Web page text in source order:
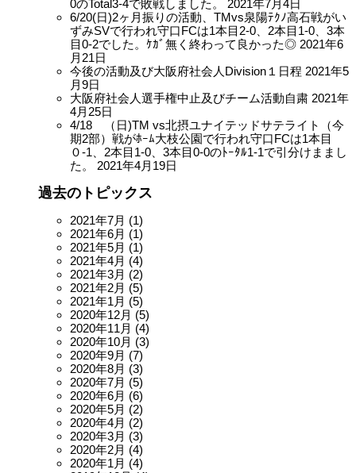
0のTotal3-4で敗戦しました。
2021年7月4日
6/20(日)2ヶ月振りの活動、TMvs泉陽ﾃｸﾉ高石戦がい
ずみSVで行われ守口FCは1本目2-0、2本目1-0、3本
目0-2でした。ｹｶﾞ無く終わって良かった◎ 2021年6
月21日
今後の活動及び大阪府社会人Division１日程 2021年5
月9日
大阪府社会人選手権中止及びチーム活動自粛 2021年
4月25日
4/18 （日)TM vs北摂ユナイテッドサテライト（今
期2部）戦がﾎｰﾑ大枝公園で行われ守口FCは1本目
０-1、2本目1-0、3本目0-0のﾄｰﾀﾙ1-1で引分けままし
た。
2021年4月19日
過去のトピックス
2021年7月 (1)
2021年6月 (1)
2021年5月 (1)
2021年4月 (4)
2021年3月 (2)
2021年2月 (5)
2021年1月 (5)
2020年12月 (5)
2020年11月 (4)
2020年10月 (3)
2020年9月 (7)
2020年8月 (3)
2020年7月 (5)
2020年6月 (6)
2020年5月 (2)
2020年4月 (2)
2020年3月 (3)
2020年2月 (4)
2020年1月 (4)